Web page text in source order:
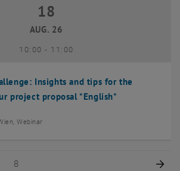
Insights and tips for the
project proposal *English*
18 August 2026
18
AUG. 26
10:00- bis
11:00
Webinar
8
Seite 8 von 8
8